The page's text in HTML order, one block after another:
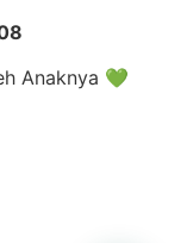
Anaknya 💚